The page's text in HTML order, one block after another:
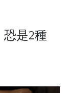
恐是2種